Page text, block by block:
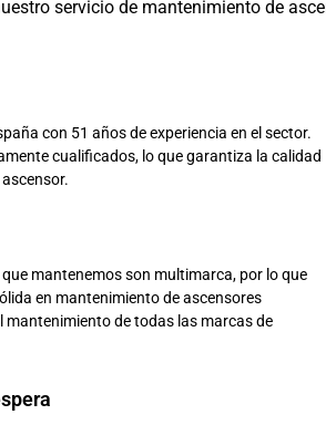
servicio de mantenimiento de
con 51 años de experiencia en el sector.
cualificados, lo que garantiza la calidad
que mantenemos son multimarca, por lo que
en mantenimiento de ascensores
mantenimiento de todas las marcas de